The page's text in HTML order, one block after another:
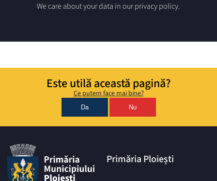
We care about your data in our privacy policy.
Este utilă această pagină?
Ce putem face mai bine?
Da Nu
Primăria Ploiești